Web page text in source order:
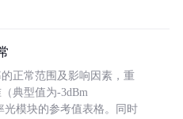
正常范围及影响因素，重
典型值为-3dBm
光模块的参考值表格。同时